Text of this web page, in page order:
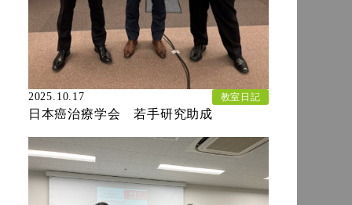
2025.10.17 教室日記
日本癌治療学会 若手研究助成